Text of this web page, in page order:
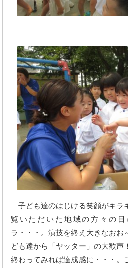
子ども達のはじける笑顔がキラ
覧いただいた地域の方々の
ラ・・・。演技を終え大きなおお
ども達から「ヤッター」の大歓声
終わってみれば達成感に・・・。